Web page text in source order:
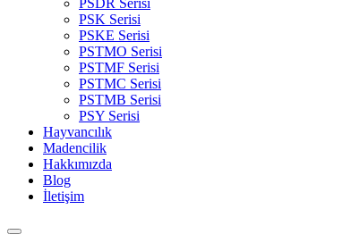
PSDR Serisi
PSK Serisi
PSKE Serisi
PSTMO Serisi
PSTMF Serisi
PSTMC Serisi
PSTMB Serisi
PSY Serisi
Hayvancılık
Madencilik
Hakkımızda
Blog
İletişim